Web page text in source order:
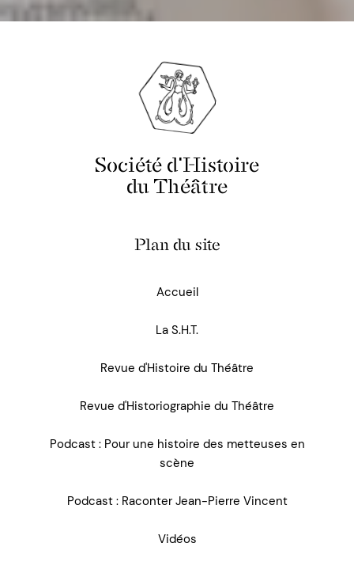
Société d'Histoire
du Théâtre
Plan du site
Accueil
La S.H.T.
Revue d'Histoire du Théâtre
Revue d'Historiographie du Théâtre
Podcast : Pour une histoire des metteuses en
scène
Podcast : Raconter Jean-Pierre Vincent
Vidéos